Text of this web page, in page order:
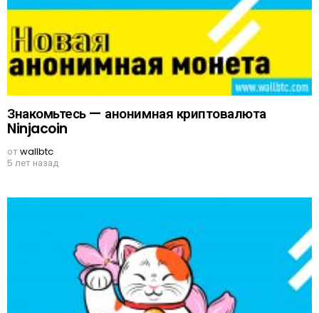
Знакомьтесь — анонимная криптовалюта
Ninjacoin
отwallbtc
5 лет назад